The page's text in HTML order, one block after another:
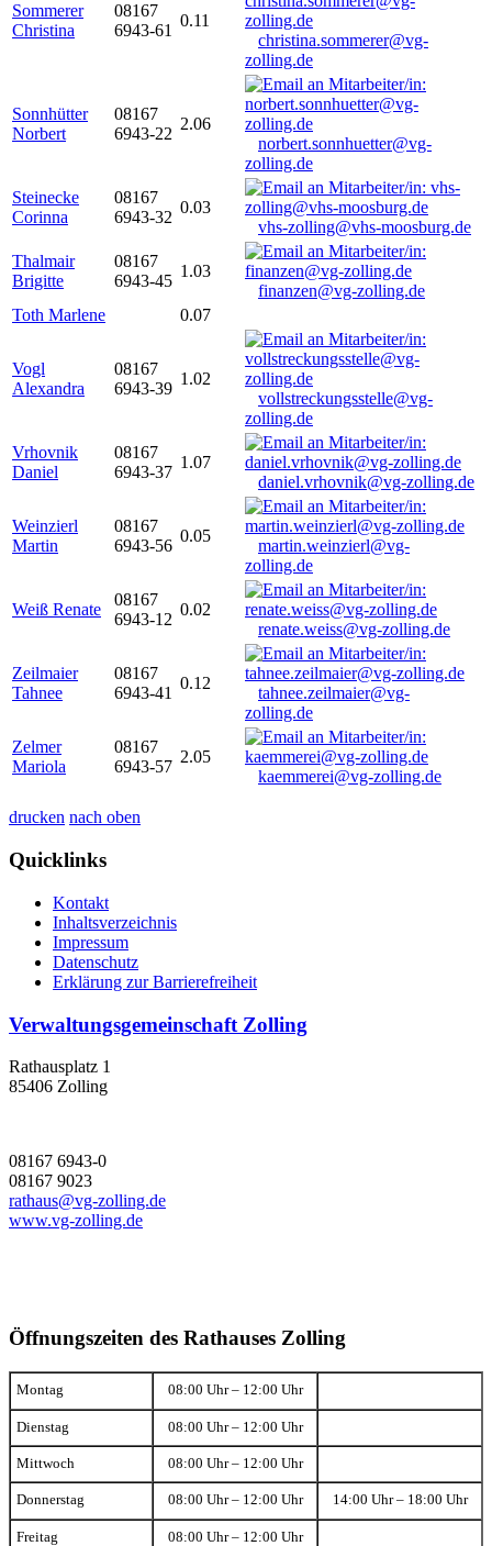
Sommerer
Christina
08167
6943-61
0.11
christina.sommerer@vg-
zolling.de
Sonnhütter
Norbert
08167
6943-22
2.06
norbert.sonnhuetter@vg-
zolling.de
Steinecke
Corinna
08167
6943-32
0.03
vhs-zolling@vhs-moosburg.de
Thalmair
Brigitte
08167
6943-45
1.03
finanzen@vg-zolling.de
Toth Marlene
0.07
Vogl
Alexandra
08167
6943-39
1.02
vollstreckungsstelle@vg-
zolling.de
Vrhovnik
Daniel
08167
6943-37
1.07
daniel.vrhovnik@vg-zolling.de
Weinzierl
Martin
08167
6943-56
0.05
martin.weinzierl@vg-
zolling.de
Weiß Renate
08167
6943-12
0.02
renate.weiss@vg-zolling.de
Zeilmaier
Tahnee
08167
6943-41
0.12
tahnee.zeilmaier@vg-
zolling.de
Zelmer
Mariola
08167
6943-57
2.05
kaemmerei@vg-zolling.de
drucken nach oben
Quicklinks
Kontakt
Inhaltsverzeichnis
Impressum
Datenschutz
Erklärung zur Barrierefreiheit
Verwaltungsgemeinschaft Zolling
Rathausplatz 1
85406 Zolling
08167 6943-0
08167 9023
rathaus@vg-zolling.de
www.vg-zolling.de
Öffnungszeiten des Rathauses Zolling
Montag 08:00 Uhr – 12:00 Uhr
Dienstag 08:00 Uhr – 12:00 Uhr
Mittwoch 08:00 Uhr – 12:00 Uhr
Donnerstag 08:00 Uhr – 12:00 Uhr 14:00 Uhr – 18:00 Uhr
Freitag 08:00 Uhr – 12:00 Uhr